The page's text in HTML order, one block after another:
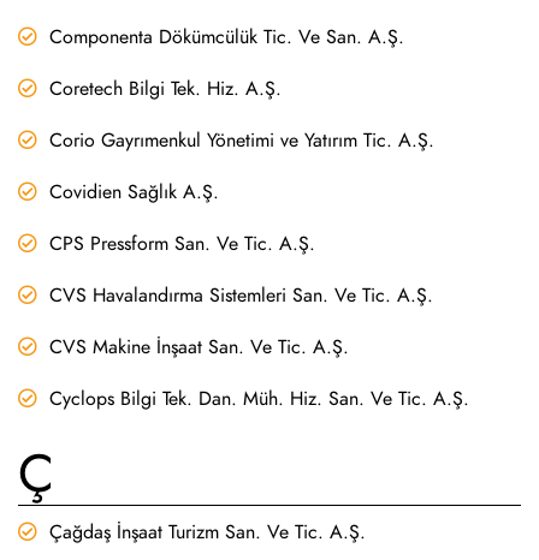
Componenta Dökümcülük Tic. Ve San. A.Ş.
Coretech Bilgi Tek. Hiz. A.Ş.
Corio Gayrımenkul Yönetimi ve Yatırım Tic. A.Ş.
Covidien Sağlık A.Ş.
CPS Pressform San. Ve Tic. A.Ş.
CVS Havalandırma Sistemleri San. Ve Tic. A.Ş.
CVS Makine İnşaat San. Ve Tic. A.Ş.
Cyclops Bilgi Tek. Dan. Müh. Hiz. San. Ve Tic. A.Ş.
Ç
Çağdaş İnşaat Turizm San. Ve Tic. A.Ş.